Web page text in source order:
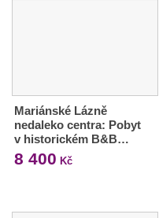
Mariánské Lázně
nedaleko centra: Pobyt
v historickém B&B…
8 400 Kč